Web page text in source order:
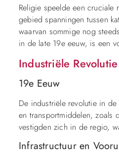
Religie speelde een
gebied spanningen tussen
waarvan sommige nog
in de late 19e eeuw, is een
Industriële
19e Eeuw
De industriële revolutie in
en transportmiddelen, zoals
vestigden zich in de regio,
Infrastructuur en